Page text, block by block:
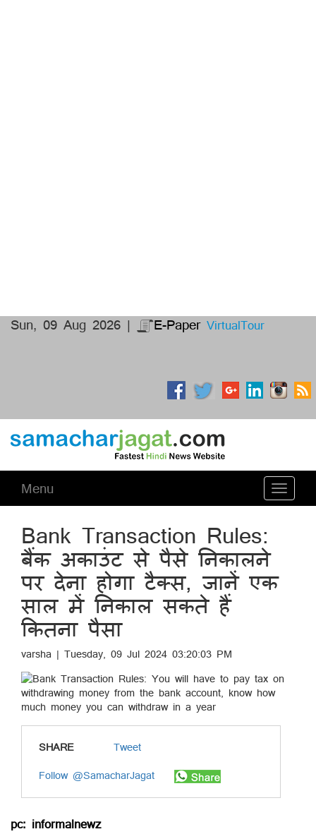
Sun, 09 Aug 2026 | E-Paper VirtualTour
Toggle
Menu
Bank Transaction Rules:
बैंक अकाउंट से पैसे निकालने
पर देना होगा टैक्स, जानें एक
साल में निकाल सकते हैं
कितना पैसा
varsha | Tuesday, 09 Jul 2024 03:20:03 PM
SHARE
Tweet
Follow @SamacharJagat
pc: informalnewz